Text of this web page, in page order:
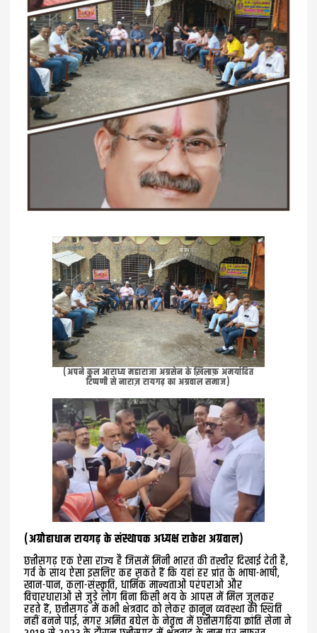
(अपने कुल आराध्य महाराजा अग्रसेन के ख़िलाफ़ अमर्यादित
टिप्पणी से नाराज़ रायगढ़ का अग्रवाल समाज)
(अग्रोहाधाम रायगढ़ के संस्थापक अध्यक्ष राकेश अग्रवाल)
छत्तीसगढ़ एक ऐसा राज्य है जिसमें मिनी भारत की तस्वीर दिखाई देती है,
गर्व के साथ ऐसा इसलिए कह सकते हैं कि यहां हर प्रांत के भाषा-भाषी,
खान-पान, कला-संस्कृति, धार्मिक मान्यताओं परंपराओं और
विचारधाराओं से जुड़े लोग बिना किसी भय के आपस में मिल जुलकर
रहते हैं, छत्तीसगढ़ में कभी क्षेत्रवाद को लेकर क़ानून व्यवस्था की स्थिति
नहीं बनने पाई, मगर अमित बघेल के नेतृत्व में छत्तीसगढ़िया क्रांति सेना ने